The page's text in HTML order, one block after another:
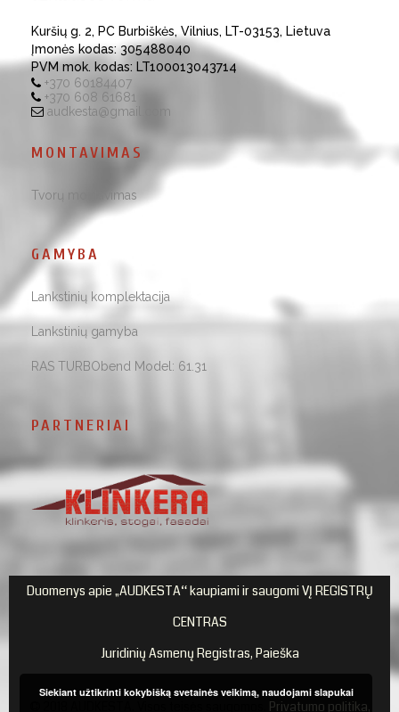
Kuršių g. 2, PC Burbiškės, Vilnius, LT-03153, Lietuva
Įmonės kodas: 305488040
PVM mok. kodas: LT100013043714
+370 60184407
+370 608 61681
audkesta@gmail.com
MONTAVIMAS
Tvorų montavimas
GAMYBA
Lankstinių komplektacija
Lankstinių gamyba
RAS TURBObend Model: 61.31
PARTNERIAI
Duomenys apie „AUDKESTA“ kaupiami ir saugomi VĮ REGISTRŲ
CENTRAS
Juridinių Asmenų Registras, Paieška
Privatumo politika,
Siekiant užtikrinti kokybišką svetainės veikimą, naudojami slapukai